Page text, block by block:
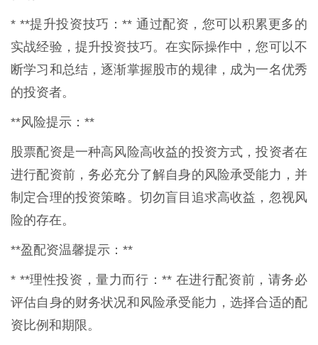
* **提升投资技巧：** 通过配资，您可以积累更多的
实战经验，提升投资技巧。在实际操作中，您可以不
断学习和总结，逐渐掌握股市的规律，成为一名优秀
的投资者。
**风险提示：**
股票配资是一种高风险高收益的投资方式，投资者在
进行配资前，务必充分了解自身的风险承受能力，并
制定合理的投资策略。切勿盲目追求高收益，忽视风
险的存在。
**盈配资温馨提示：**
* **理性投资，量力而行：** 在进行配资前，请务必
评估自身的财务状况和风险承受能力，选择合适的配
资比例和期限。